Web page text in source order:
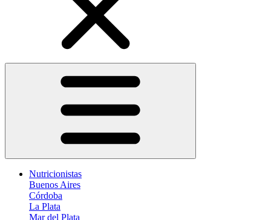
Nutricionistas
Buenos Aires
Córdoba
La Plata
Mar del Plata